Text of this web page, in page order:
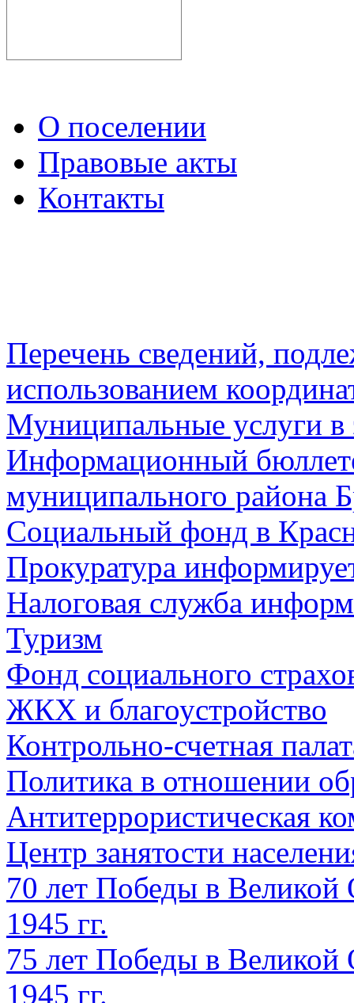
О поселении
Правовые акты
Контакты
Перечень сведений,
использованием
Муниципальные услуги в
Информационный
муниципального района
Социальный фонд в
Прокуратура
Налоговая служба
Туризм
Фонд социального
ЖКХ и благоустройство
Контрольно-счетная
Политика в отношении
Антитеррористическая
Центр занятости
70 лет Победы в Великой
1945 гг.
75 лет Победы в Великой
1945 гг.